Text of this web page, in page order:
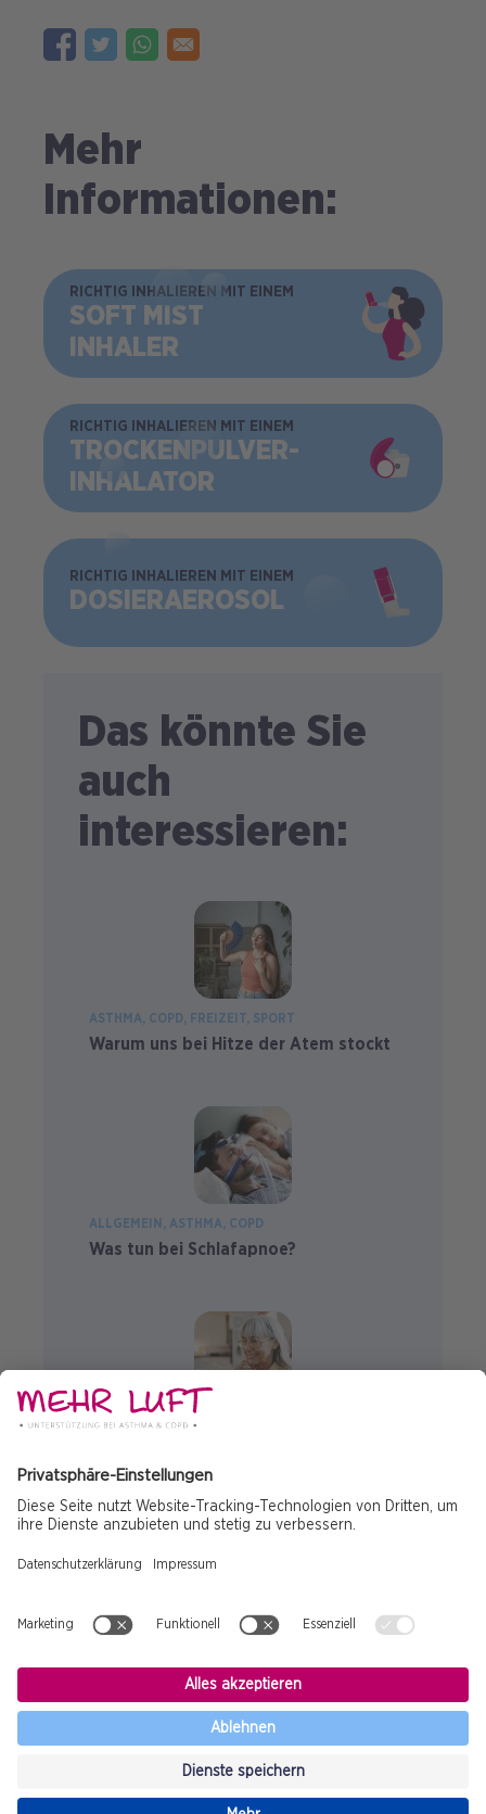
Mehr
Informationen:
BILD
RICHTIG INHALIEREN MIT EINEM
SOFT MIST
INHALER
BILD
RICHTIG INHALIEREN MIT EINEM
TROCKEN­PULVER­
INHALATOR
BILD
RICHTIG INHALIEREN MIT EINEM
DOSIER­AEROSOL
Das könnte Sie
auch
interessieren:
ASTHMA COPD FREIZEIT SPORT
Warum uns bei Hitze der Atem stockt
ALLGEMEIN ASTHMA COPD
Was tun bei Schlafapnoe?
ALLGEMEIN ASTHMA
erklärt
Fußzeile
Impressum
Datenschutz
Sponsor
Nebenwirkung
Cookies